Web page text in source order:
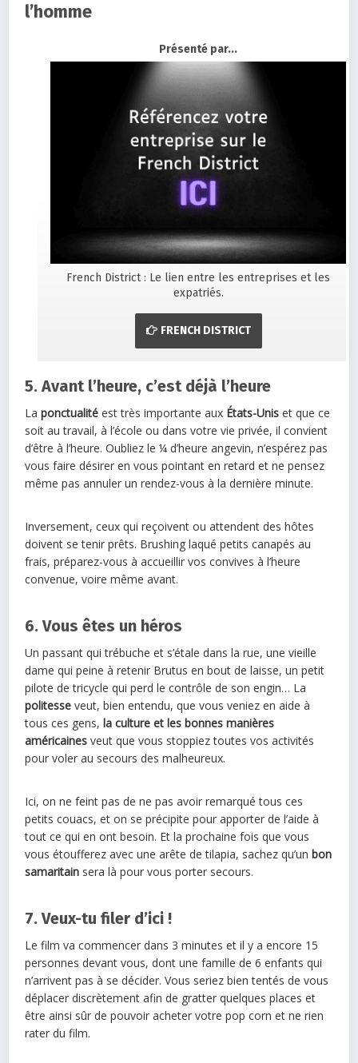
l’homme
Présenté par...
French District : Le lien entre les entreprises et les
expatriés.
FRENCH DISTRICT
5. Avant l’heure, c’est déjà l’heure
Laponctualité est très importante aux États-Unis et que ce
soit au travail, à l’école ou dans votre vie privée, il convient
d’être à l’heure. Oubliez le ¼ d’heure angevin, n’espérez pas
vous faire désirer en vous pointant en retard et ne pensez
même pas annuler un rendez-vous à la dernière minute.
Inversement, ceux qui reçoivent ou attendent des hôtes
doivent se tenir prêts. Brushing laqué petits canapés au
frais, préparez-vous à accueillir vos convives à l’heure
convenue, voire même avant.
6. Vous êtes un héros
Un passant qui trébuche et s’étale dans la rue, une vieille
dame qui peine à retenir Brutus en bout de laisse, un petit
pilote de tricycle qui perd le contrôle de son engin… La
politesse veut, bien entendu, que vous veniez en aide à
tous ces gens,la culture et les bonnes manières
américaines veut que vous stoppiez toutes vos activités
pour voler au secours des malheureux.
Ici, on ne feint pas de ne pas avoir remarqué tous ces
petits couacs, et on se précipite pour apporter de l’aide à
tout ce qui en ont besoin. Et la prochaine fois que vous
vous étoufferez avec une arête de tilapia, sachez qu’unbon
samaritain sera là pour vous porter secours.
7. Veux-tu filer d’ici !
Le film va commencer dans 3 minutes et il y a encore 15
personnes devant vous, dont une famille de 6 enfants qui
n’arrivent pas à se décider. Vous seriez bien tentés de vous
déplacer discrètement afin de gratter quelques places et
être ainsi sûr de pouvoir acheter votre pop corn et ne rien
rater du film.